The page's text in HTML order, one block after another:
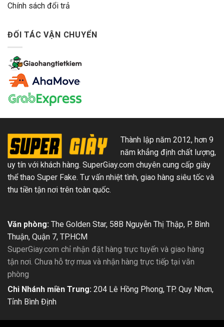
Chính sách đổi trả
ĐỐI TÁC VẬN CHUYỂN
Thành lập năm 2012, hơn 9
năm khẳng định chất lượng,
uy tín với khách hàng. SuperGiay.com chuyên cung cấp giày
thể thao Super Fake. Tư vấn nhiệt tình, giao hàng siêu tốc và
thu tiền tận nơi trên toàn quốc.
Văn phòng: The Golden Star, 58B Nguyễn Thị Thập, P. Bình
Thuận, Quận 7, TP.HCM
SuperGiay.com chỉ nhận đặt hàng trực tuyến và giao hàng
tận nơi. Chưa hỗ trợ mua và nhận hàng trực tiếp tại văn
phòng
Chi Nhánh miền Trung: 204 Lê Hồng Phong, TP. Quy Nhơn,
Tỉnh Bình Định